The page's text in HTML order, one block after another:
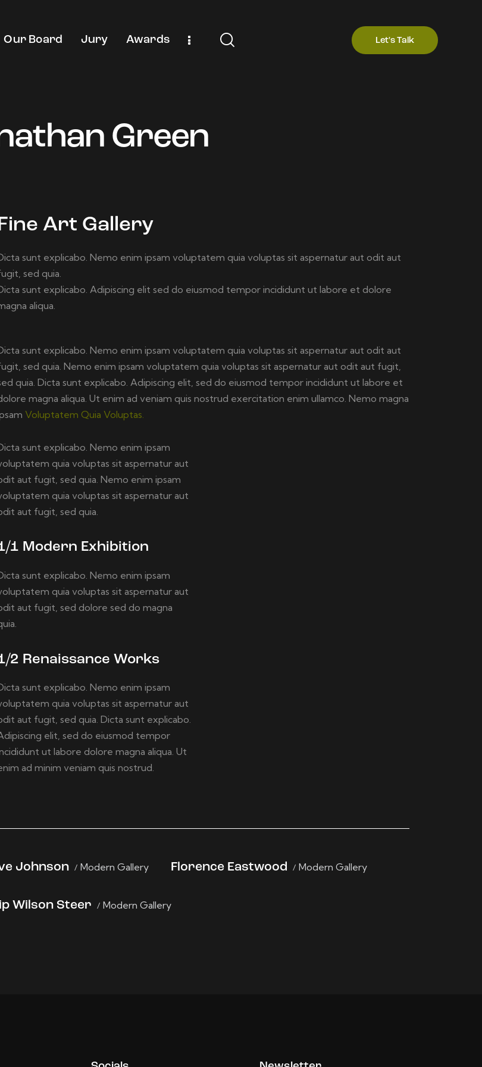
Our Board Jury Awards Let's Talk
Green
Art Gallery
sunt explicabo. Nemo enim ipsam voluptatem quia voluptas sit aspernatur aut odit aut
sed quia.
sunt explicabo. Adipiscing elit sed do eiusmod tempor incididunt ut labore et dolore
aliqua.
sunt explicabo. Nemo enim ipsam voluptatem quia voluptas sit aspernatur aut odit aut
sed quia. Nemo enim ipsam voluptatem quia voluptas sit aspernatur aut odit aut fugit,
quia. Dicta sunt explicabo. Adipiscing elit, sed do eiusmod tempor incididunt ut labore et
magna aliqua. Ut enim ad veniam quis nostrud exercitation enim ullamco. Nemo magna
Voluptatem Quia Voluptas.
sunt explicabo. Nemo enim ipsam
quia voluptas sit aspernatur aut
aut fugit, sed quia. Nemo enim ipsam
quia voluptas sit aspernatur aut
aut fugit, sed quia.
1 Modern Exhibition
sunt explicabo. Nemo enim ipsam
quia voluptas sit aspernatur aut
aut fugit, sed dolore sed do magna
2 Renaissance Works
sunt explicabo. Nemo enim ipsam
quia voluptas sit aspernatur aut
aut fugit, sed quia. Dicta sunt explicabo.
elit, sed do eiusmod tempor
ut labore dolore magna aliqua. Ut
ad minim veniam quis nostrud.
Modern Gallery
Johnson Modern Gallery
Florence Eastwood
Modern Gallery
Wilson Steer